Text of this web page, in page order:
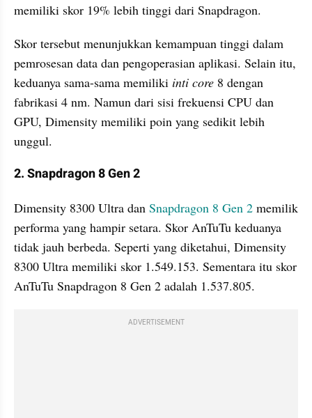
memiliki skor 19% lebih tinggi dari Snapdragon.
Skor tersebut menunjukkan kemampuan tinggi dalam
pemrosesan data dan pengoperasian aplikasi. Selain itu,
keduanya sama-sama memiliki inti core 8 dengan
fabrikasi 4 nm. Namun dari sisi frekuensi CPU dan
GPU, Dimensity memiliki poin yang sedikit lebih
unggul.
2. Snapdragon 8 Gen 2
Dimensity 8300 Ultra dan Snapdragon 8 Gen 2 memilik
performa yang hampir setara. Skor AnTuTu keduanya
tidak jauh berbeda. Seperti yang diketahui, Dimensity
8300 Ultra memiliki skor 1.549.153. Sementara itu skor
AnTuTu Snapdragon 8 Gen 2 adalah 1.537.805.
ADVERTISEMENT